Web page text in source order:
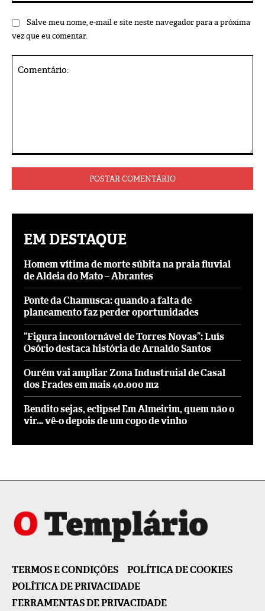
Salve meu nome, e-mail e site neste navegador para a próxima
vez que eu comentar.
EM DESTAQUE
Homem vítima de morte súbita na praia fluvial
de Aldeia do Mato – Abrantes
Ponte da Chamusca: quando a falta de
planeamento faz perder oportunidades
“Figura incontornável de Torres Novas”: Luís
Osório destaca história de Arnaldo Santos
Ourém vai ampliar Zona Industruial de Casal
dos Frades em mais 40.000 m2
Bendito sejas, eclipse! Em Almeirim, quem não o
vir… vê-o depois de um copo de vinho
TERMOS E CONDIÇÕES
POLÍTICA DE COOKIES
POLÍTICA DE PRIVACIDADE
FERRAMENTAS DE PRIVACIDADE